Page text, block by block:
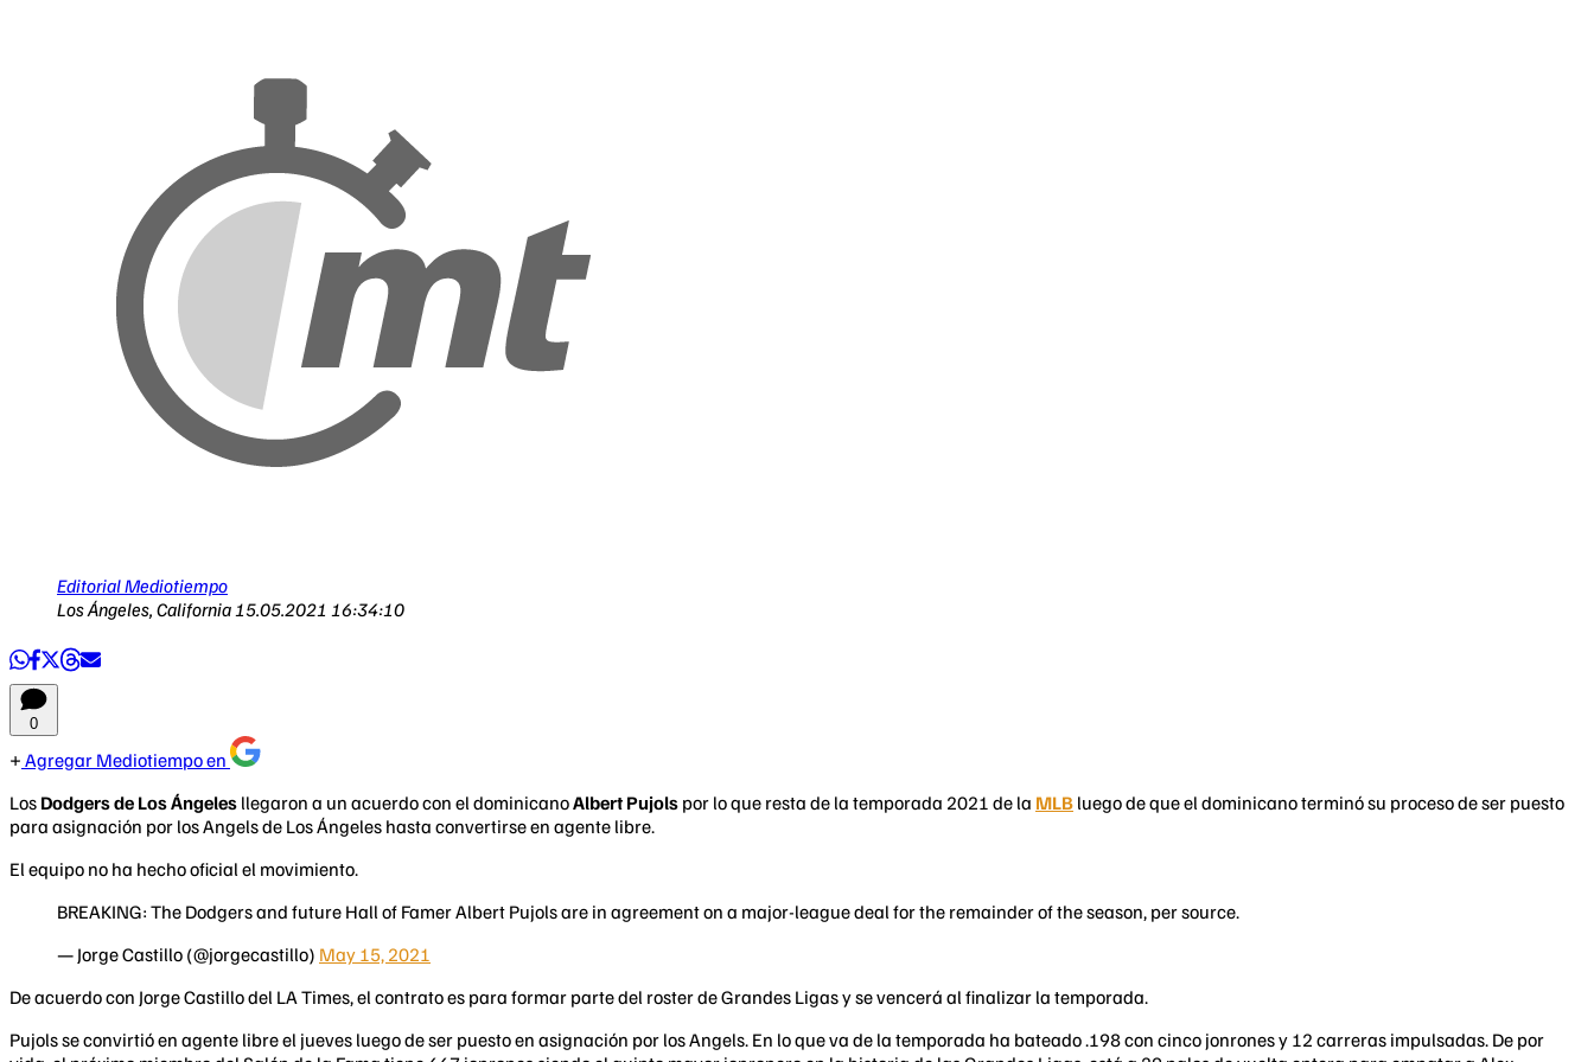
Editorial Mediotiempo
Los Ángeles, California 15.05.2021 16:34:10
0
Agregar Mediotiempo en
Los Dodgers de Los Ángeles llegaron a un acuerdo con el dominicanoAlbert Pujols por lo que resta de la temporada 2021 de la MLB luego de que el dominicano terminó su proceso de ser puesto
para asignación por los Angels de Los Ángeles hasta convertirse en agente libre.
El equipo no ha hecho oficial el movimiento.
BREAKING: The Dodgers and future Hall of Famer Albert Pujols are in agreement on a major-league deal for the remainder of the season, per source.
— Jorge Castillo (@jorgecastillo) May 15, 2021
De acuerdo con Jorge Castillo del LA Times, el contrato es para formar parte del roster de Grandes Ligas y se vencerá al finalizar la temporada.
Pujols se convirtió en agente libre el jueves luego de ser puesto en asignación por los Angels. En lo que va de la temporada ha bateado .198 con cinco jonrones y 12 carreras impulsadas. De por